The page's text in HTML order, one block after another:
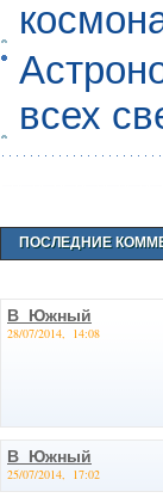
всех
ПОСЛЕДНИЕ
В_Южный
28/07/2014, 14:08
В_Южный
25/07/2014, 17:02